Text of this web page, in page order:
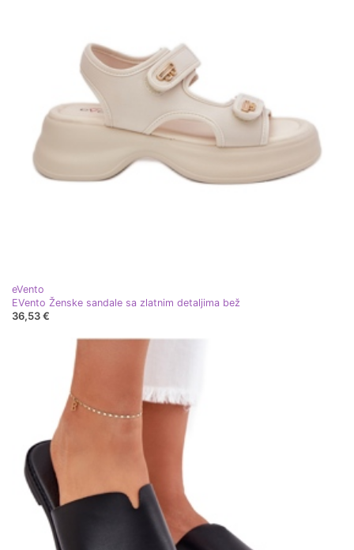
eVento
EVento Ženske sandale sa zlatnim detaljima bež
36,53 €